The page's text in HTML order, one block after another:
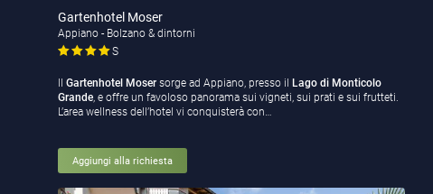
Gartenhotel Moser
Appiano - Bolzano & dintorni
S
Gartenhotel Moser sorge ad Appiano, presso il
Lago di Monticolo
Grande, e offre un favoloso panorama sui vigneti, sui prati e sui frutteti.
L’area wellness dell’hotel vi conquisterà con…
Aggiungi alla richiesta